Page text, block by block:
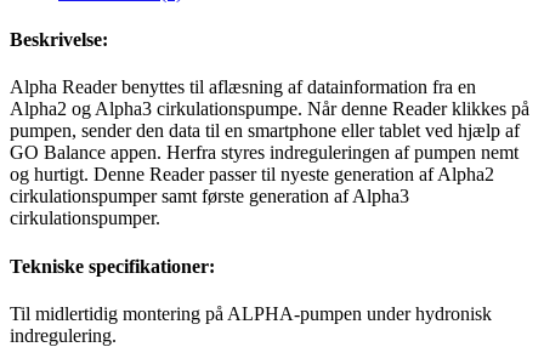
Beskrivelse:
Alpha Reader benyttes til aflæsning af datainformation fra en
Alpha2 og Alpha3 cirkulationspumpe. Når denne Reader klikkes på
pumpen, sender den data til en smartphone eller tablet ved hjælp af
GO Balance appen. Herfra styres indreguleringen af pumpen nemt
og hurtigt. Denne Reader passer til nyeste generation af Alpha2
cirkulationspumper samt første generation af Alpha3
cirkulationspumper.
Tekniske specifikationer:
Til midlertidig montering på ALPHA-pumpen under hydronisk
indregulering.